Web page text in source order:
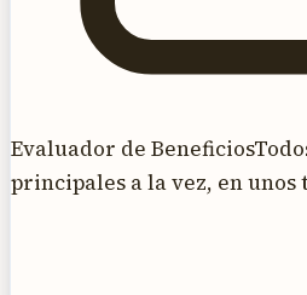
Evaluador de Beneficios
principales a la vez, en